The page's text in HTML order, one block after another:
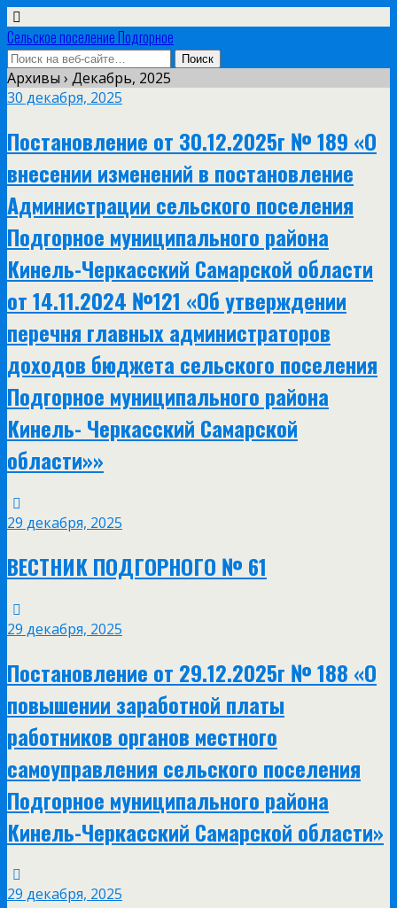
Сельское поселение Подгорное
Архивы › Декабрь, 2025
30 декабря, 2025
Постановление от 30.12.2025г № 189 «О
внесении изменений в постановление
Администрации сельского поселения
Подгорное муниципального района
Кинель-Черкасский Самарской области
от 14.11.2024 №121 «Об утверждении
перечня главных администраторов
доходов бюджета сельского поселения
Подгорное муниципального района
Кинель- Черкасский Самарской
области»»
29 декабря, 2025
ВЕСТНИК ПОДГОРНОГО № 61
29 декабря, 2025
Постановление от 29.12.2025г № 188 «О
повышении заработной платы
работников органов местного
самоуправления сельского поселения
Подгорное муниципального района
Кинель-Черкасский Самарской области»
29 декабря, 2025